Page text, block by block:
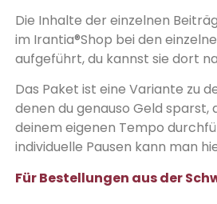
Die Inhalte der einzelnen
im Irantia®Shop bei den
aufgeführt, du kannst sie dort
Das Paket ist eine Variante zu
denen du genauso Geld sparst,
deinem eigenen Tempo
individuelle Pausen kann man
Für Bestellungen aus der